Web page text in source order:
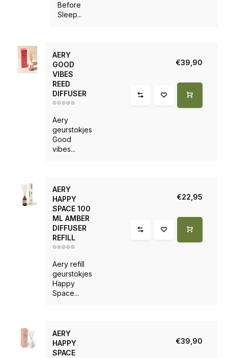
Before
Sleep...
AERY
GOOD
VIBES
REED
DIFFUSER
Aery
geurstokjes
Good
vibes...
€39,90
AERY
HAPPY
SPACE 100
ML AMBER
DIFFUSER
REFILL
Aery refill
geurstokjes
Happy
Space...
€22,95
AERY
HAPPY
SPACE
€39,90